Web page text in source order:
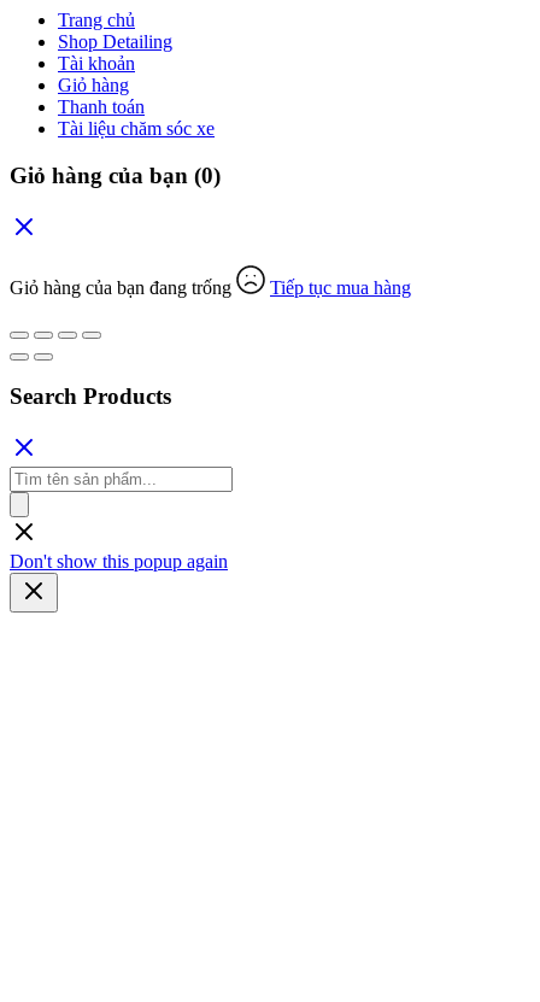
Trang chủ
Shop Detailing
Tài khoản
Giỏ hàng
Thanh toán
Tài liệu chăm sóc xe
Giỏ hàng của bạn (0)
Giỏ hàng của bạn đang trống Tiếp tục mua hàng
Search Products
Tìm
kiếm
sản
phẩm
Don't show this popup again